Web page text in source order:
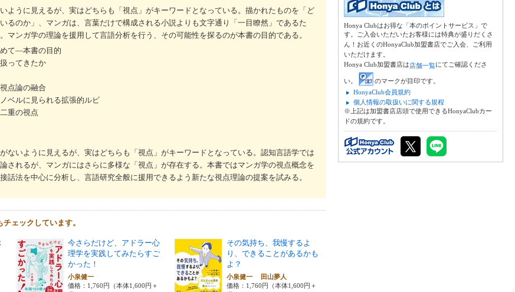
ように見えるが、実はどちらも「視点」がキーワードとなっている。描かれたものを「ど
るのか」、マンガは、言葉だけで構成される小説よりも文字通り「一目瞭然」であるた
マンガ学の理論を援用して言語分析を行う、その可能性を探るのが本書の目的である。
て―本書の目的
ってきたか
点論の融合
ベルに見られる拡張的ルビ
重の視点
ないように見えるが、実はどちらも「視点」がキーワードとなっている。認知言語学では
されるが、マンガにはさらに多様な「視点」が存在する。本書ではマンガ学の視点概念を
話法を中心に分析し、言語研究全般に援用できるよう新たな視点理論の提案を試みる。
ェックしています。
今さらだけど、アドラー心
理学を実践してみたらすご
かった！
小泉健一
価格：1,760円（本体1,600円＋
その気持ち、我慢するよ
り、できることがあるかも
よ？
小泉健一 田山夢人
価格：1,760円（本体1,600円＋
Honya Clubはお得な「本のポイントサービス」で
す。ご入会いただいたお客様には特典が盛りだくさ
ん！お近くのHonyaClub加盟書店でご入会、ご利用
いただけます。
Honya Club加盟書店は店舗一覧にてご確認くださ
い。
のマークが目印です。
HonyaClub会員規約
個人情報の取扱いに関する規程
※上記は加盟書店店頭で使用できるHonyaClubカー
ドの規約です。